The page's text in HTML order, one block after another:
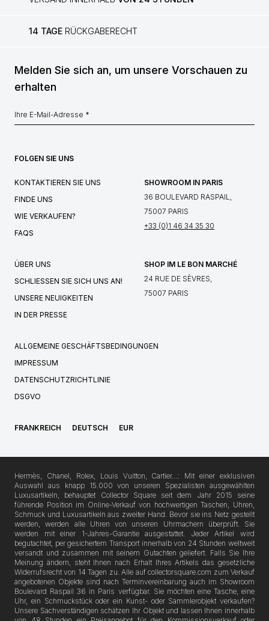
14 TAGE RÜCKGABERECHT
Melden Sie sich an, um unsere Vorschauen zu
erhalten
FOLGEN SIE UNS
KONTAKTIEREN SIE UNS
FINDE UNS
WIE VERKAUFEN?
FAQS
SHOWROOM IN PARIS
36 BOULEVARD RASPAIL,
75007 PARIS
+33 (0)1 46 34 35 30
ÜBER UNS
SCHLIESSEN SIE SICH UNS AN!
UNSERE NEUIGKEITEN
IN DER PRESSE
SHOP IM LE BON MARCHÉ
24 RUE DE SÈVRES,
75007 PARIS
ALLGEMEINE GESCHÄFTSBEDINGUNGEN
IMPRESSUM
DATENSCHUTZRICHTLINIE
DSGVO
FRANKREICH DEUTSCH EUR
Hermès, Chanel, Rolex, Louis Vuitton, Cartier…: Mit einer exklusiven
Auswahl aus knapp 15.000 von unseren Spezialisten ausgewählten
Luxusartikeln, behauptet Collector Square seit dem Jahr 2015 seine
führende Position im Online-Verkauf von hochwertigen Taschen, Uhren,
Schmuck und Luxusartikeln aus zweiter Hand. Bevor sie ins Netz gestellt
werden, werden alle Uhren von unseren Uhrmachern überprüft. Sie
werden mit einer 1-Jahres-Garantie ausgestattet. Jeder Artikel wird
begutachtet, per gesichertem Transport innerhalb von 24 Stunden weltweit
versandt und zusammen mit seinem Gutachten geliefert. Falls Sie Ihre
Meinung ändern, steht Ihnen nach Erhalt Ihres Artikels das gesetzliche
Widerrufsrecht von 14 Tagen zu. Alle auf collectorsquare.com zum Verkauf
angebotenen Objekte sind nach Terminvereinbarung auch im Showroom
Boulevard Raspail 36 in Paris verfügbar. Sie möchten eine Tasche, eine
Uhr, ein Schmuckstück oder ein Kunst- oder Sammlerobjekt verkaufen?
Unsere Sachverständigen schätzen Ihr Objekt und lassen Ihnen innerhalb